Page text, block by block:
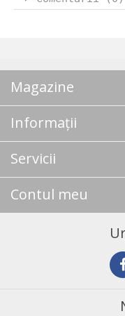
Magazine
Informații
Servicii
Contul meu